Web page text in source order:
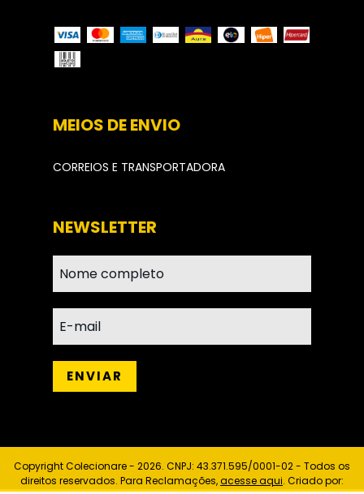
MEIOS DE ENVIO
CORREIOS E TRANSPORTADORA
NEWSLETTER
Copyright Colecionare - 2026. CNPJ: 43.371.595/0001-02 - Todos os
direitos reservados. Para Reclamações,acesse aqui. Criado por: